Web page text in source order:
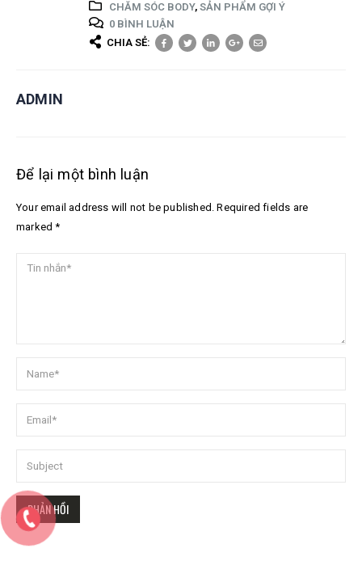
CHĂM SÓC BODY, SẢN PHẨM GỢI Ý
0 BÌNH LUẬN
CHIA SẺ:
ADMIN
Để lại một bình luận
Your email address will not be published. Required fields are
marked *